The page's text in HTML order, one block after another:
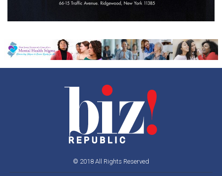
© 2018 All Rights Reserved